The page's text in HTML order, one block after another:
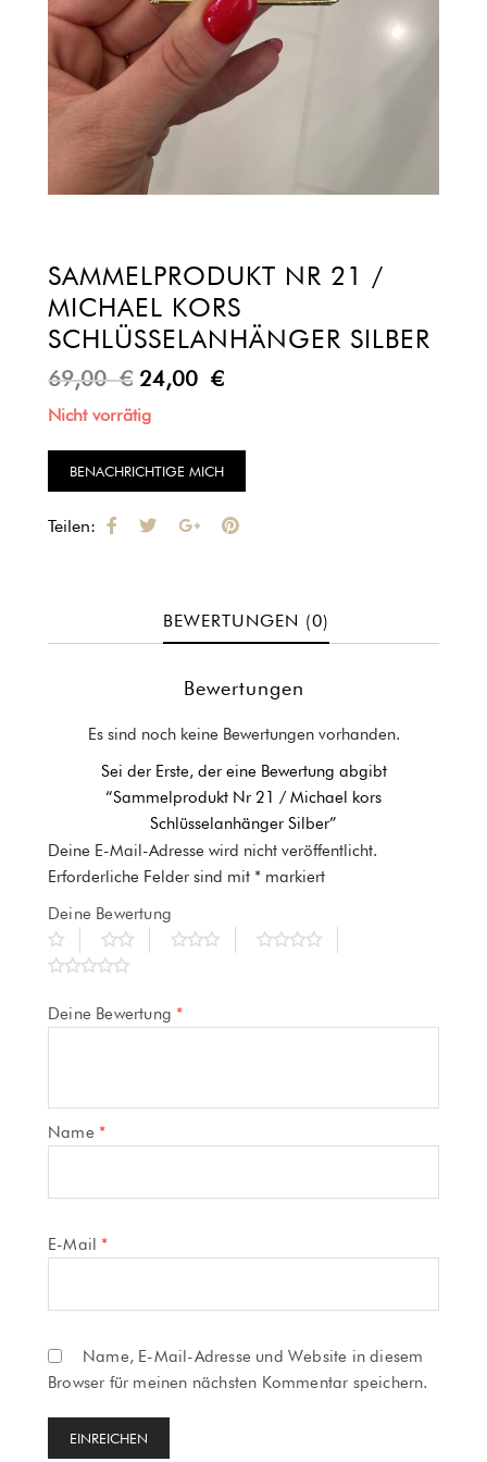
SAMMELPRODUKT NR 21 /
MICHAEL KORS
SCHLÜSSELANHÄNGER SILBER
69,00€ 24,00 €
Nicht vorrätig
Teilen:
BEWERTUNGEN (0)
Bewertungen
Es sind noch keine Bewertungen vorhanden.
Sei der Erste, der eine Bewertung abgibt
“Sammelprodukt Nr 21 / Michael kors
Schlüsselanhänger Silber”
Deine E-Mail-Adresse wird nicht veröffentlicht.
Erforderliche Felder sind mit * markiert
Deine Bewertung
Deine Bewertung *
Name *
E-Mail *
Name, E-Mail-Adresse und Website in diesem
Browser für meinen nächsten Kommentar speichern.